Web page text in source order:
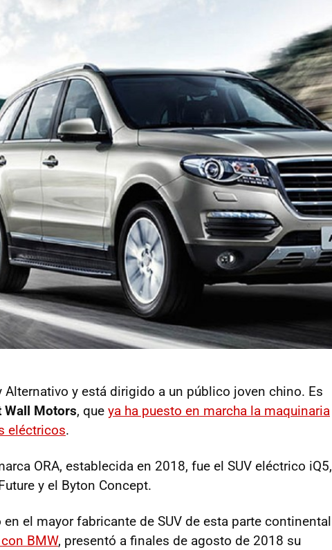
Alternativo y está dirigido a un público joven chino. Es
Wall Motors, que ya ha puesto en marcha la maquinaria
eléctricos.
ORA, establecida en 2018, fue el SUV eléctrico iQ5,
y el Byton Concept.
el mayor fabricante de SUV de esta parte continental
BMW, presentó a finales de agosto de 2018 su